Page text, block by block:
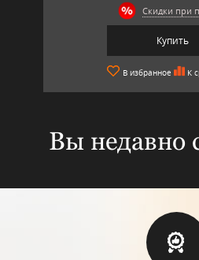
Скидки при
Купить
В избранное К
Вы недавно